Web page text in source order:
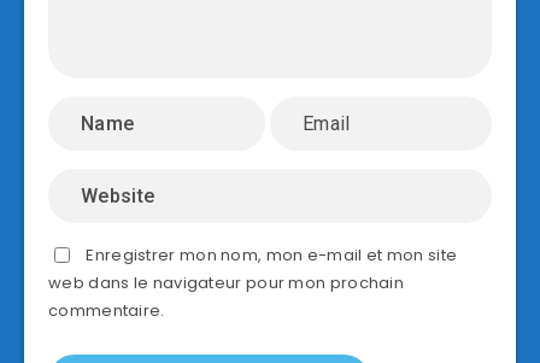
Enregistrer mon nom, mon e-mail et mon site
web dans le navigateur pour mon prochain
commentaire.